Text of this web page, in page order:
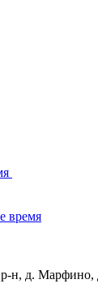
время
н, д. Марфино,